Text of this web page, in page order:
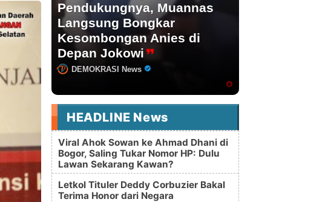
Pendukungnya, Muannas
Langsung Bongkar
Kesombongan Anies di
Depan Jokowi
DEMOKRASI News
HEADLINE News
Viral Ahok Sowan ke Ahmad Dhani di
Bogor, Saling Tukar Nomor HP: Dulu
Lawan Sekarang Kawan?
Letkol Tituler Deddy Corbuzier Bakal
Terima Honor dari Negara